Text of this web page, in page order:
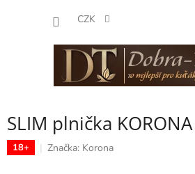
CZK
SLIM plnička KORONA
18+ Značka: Korona